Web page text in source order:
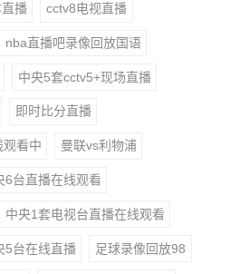
播 cctv8电视直播
nba直播吧录像回放国语
中央5套cctv5+现场直播
即时比分直播
看中 曼联vs利物浦
6台直播在线观看
中央1套电视台直播在线观看
5台在线直播 足球录像回放98